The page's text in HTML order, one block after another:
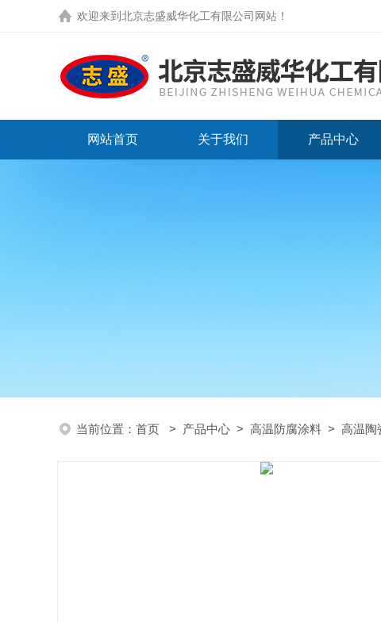
欢迎来到 北京志盛威华化工有限公司网站 ！
网站首页 关于我们 产品中心
当前位置： 首页 > 产品中心 > 高温防腐涂料 > 高温陶